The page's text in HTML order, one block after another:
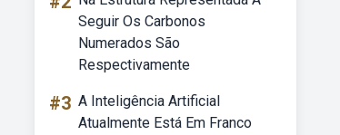
Seguir Os Carbonos
Numerados São
Respectivamente
#3 A Inteligência Artificial
Atualmente Está Em Franco